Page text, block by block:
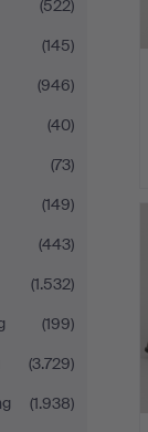
(522)
(145)
(946)
(40)
(73)
(149)
(443)
(1.532)
(199)
(3.729)
(1.938)